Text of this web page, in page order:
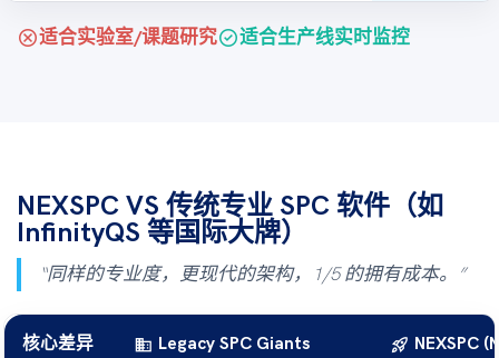
cancel适合实验室/课题研究check_circle适合生产线实时监控
NEXSPC VS 传统专业 SPC 软件（如
InfinityQS 等国际大牌）
“同样的专业度，更现代的架构，1/5 的拥有成本。”
核心差异 business Legacy SPC Giants rocket_launch NEXSPC